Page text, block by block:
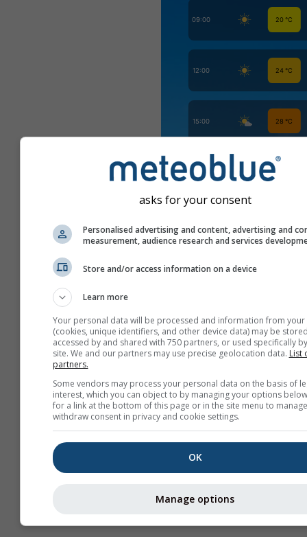
Utwórz nowy meteoTV
Więcej informacji
asks for your consent
Personalised advertising and content, advertising and
measurement, audience research and services
Store and/or access information on a device
Learn more
Your personal data will be processed and information from your
(cookies, unique identifiers, and other device data) may be
accessed by and shared with 750 partners, or used specifically
site. We and our partners may use precise geolocation data. List
partners.
Some vendors may process your personal data on the basis of
interest, which you can object to by managing your options
for a link at the bottom of this page or in the site menu to
withdraw consent in privacy and cookie settings.
OK
Manage options